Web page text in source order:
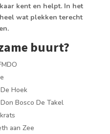
kent en helpt. In het
wat plekken terecht
buurt?
Hoek
Bosco De Takel
aan Zee